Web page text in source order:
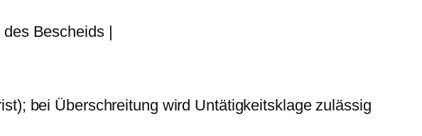
Bescheids |
bei Überschreitung wird Untätigkeitsklage zulässig